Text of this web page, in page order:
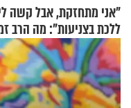
"אני מתחזקת, אבל קשה
ללכת בצניעות": מה הרב
כהן המליץ לה לעשות?